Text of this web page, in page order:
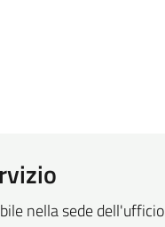
nella sede dell'ufficio